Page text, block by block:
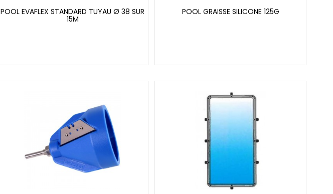
POOL EVAFLEX STANDARD TUYAU Ø 38 SUR
15M
POOL GRAISSE SILICONE 125G